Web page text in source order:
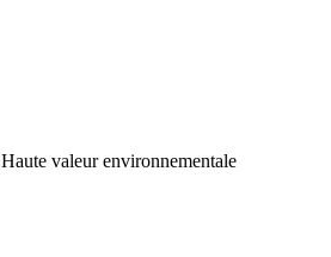
Haute valeur environnementale